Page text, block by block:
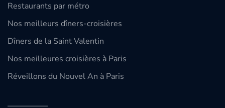
Restaurants par métro
Nos meilleurs dîners-croisières
Dîners de la Saint Valentin
Nos meilleures croisières à Paris
Réveillons du Nouvel An à Paris